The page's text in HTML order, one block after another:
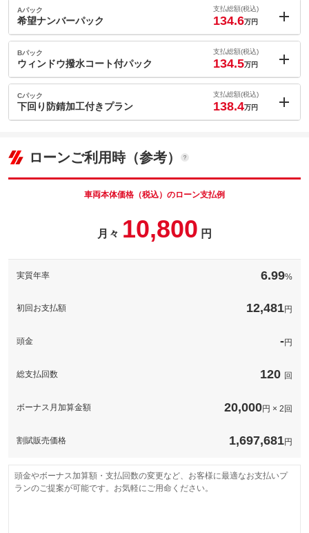
Aパック
希望ナンバーパック
支払総額(税込)
134.6万円
内：オプシ
ョン価格
(税込)
車両本体価
124.9万円
このパックの見積もり依頼（無料）
Bパック
ウィンドウ撥水コート付パック
支払総額(税込)
134.5万円
内：オプシ
ョン価格
(税込)
車両本体価
パック内容
Cパック
下回り防錆加工付きプラン
支払総額(税込)
138.4万円
車両本体価
124.9
ローンご利用時（参考）
車両本体価格（税込）のローン支払例
月々 10,800 円
実質年率 6.99%
初回お支払額 12,481円
頭金 -円
総支払回数 120 回
ボーナス月加算金額 20,000円 × 2回
割賦販売価格 1,697,681円
頭金やボーナス加算額・支払回数の変更など、お客様に最適なお支払いプ
ランのご提案が可能です。お気軽にご用命ください。